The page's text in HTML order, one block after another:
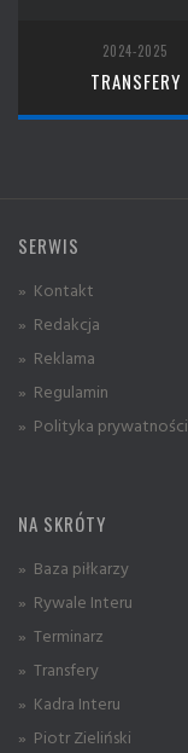
2024-2025
TRANSFERY
SERWIS
» Kontakt
» Redakcja
» Reklama
» Regulamin
» Polityka prywatności
NA SKRÓTY
» Baza piłkarzy
» Rywale Interu
» Terminarz
» Transfery
» Kadra Interu
» Piotr Zieliński